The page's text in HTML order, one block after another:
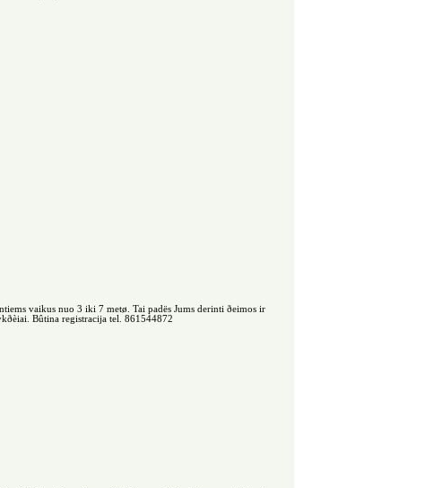
vaikus nuo 3 iki 7 metø. Tai padës Jums derinti ðeimos ir
Bûtina registracija tel. 861544872